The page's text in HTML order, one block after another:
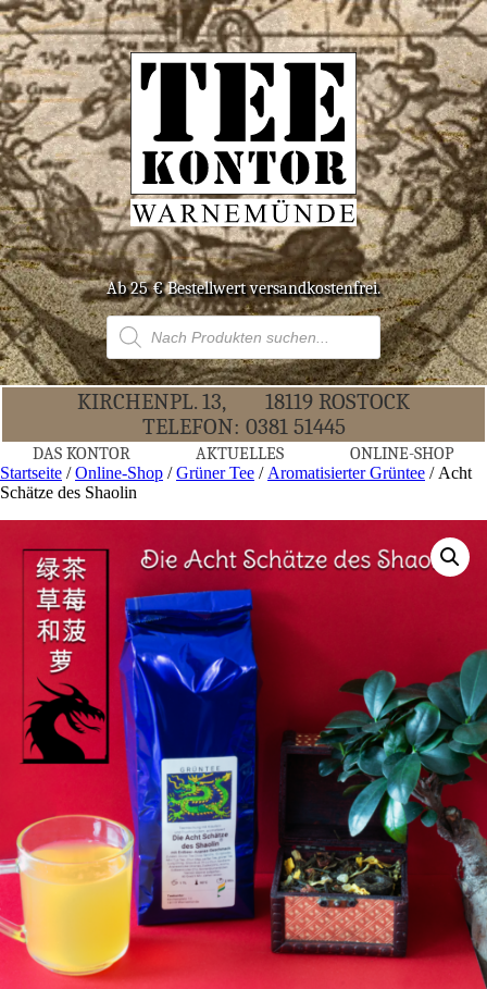
Ab 25 € Bestell­wert versandkostenfrei.
Products
search
KIR­CHEN­PL. 13,
18119 ROS­TOCK
TELE­FON: 0381 51445
DAS KON­TOR AKTU­EL­LES ONLINE-SHOP
Startseite /Online-Shop /Grüner Tee / Aromatisierter Grüntee / Acht
Schät­ze des Shaolin